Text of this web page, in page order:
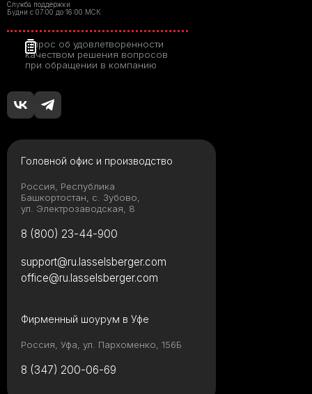
Служба поддержки
Будни с 07:00 до 16:00 МСК
Опрос об удовлетворенности
качеством решения вопросов
при обращении в компанию
Головной офис и производство
Россия, Республика
Башкортостан, с. Зубово,
ул. Электрозаводская, 8
8 (800) 23-44-900
Фирменный шоурум в Уфе
Россия, Уфа, ул. Пархоменко, 156Б
8 (347) 200-06-69
support@ru.lasselsberger.com
office@ru.lasselsberger.com